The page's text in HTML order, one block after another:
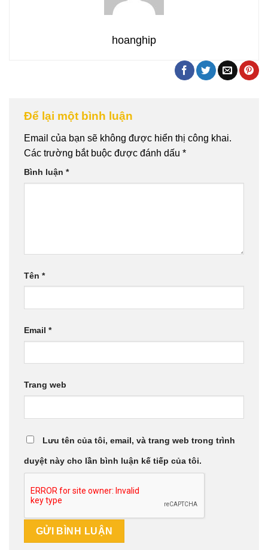
hoanghip
Để lại một bình luận
Email của bạn sẽ không được hiển thị công khai.
Các trường bắt buộc được đánh dấu *
Bình luận *
Tên *
Email *
Trang web
Lưu tên của tôi, email, và trang web trong trình
duyệt này cho lần bình luận kế tiếp của tôi.